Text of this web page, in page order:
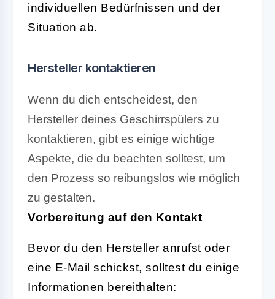
individuellen Bedürfnissen und der
Situation ab.
Hersteller kontaktieren
Wenn du dich entscheidest, den
Hersteller deines Geschirrspülers zu
kontaktieren, gibt es einige wichtige
Aspekte, die du beachten solltest, um
den Prozess so reibungslos wie möglich
zu gestalten.
Vorbereitung auf den Kontakt
Bevor du den Hersteller anrufst oder
eine E-Mail schickst, solltest du einige
Informationen bereithalten: